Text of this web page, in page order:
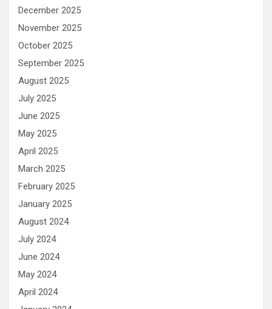
December 2025
November 2025
October 2025
September 2025
August 2025
July 2025
June 2025
May 2025
April 2025
March 2025
February 2025
January 2025
August 2024
July 2024
June 2024
May 2024
April 2024